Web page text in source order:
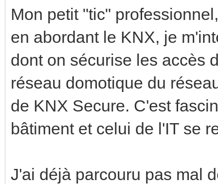
Mon petit "tic"
en abordant le KNX, je
dont on sécurise les accès
réseau domotique du
de KNX Secure. C'est
bâtiment et celui de l'IT se
J'ai déjà parcouru pas mal